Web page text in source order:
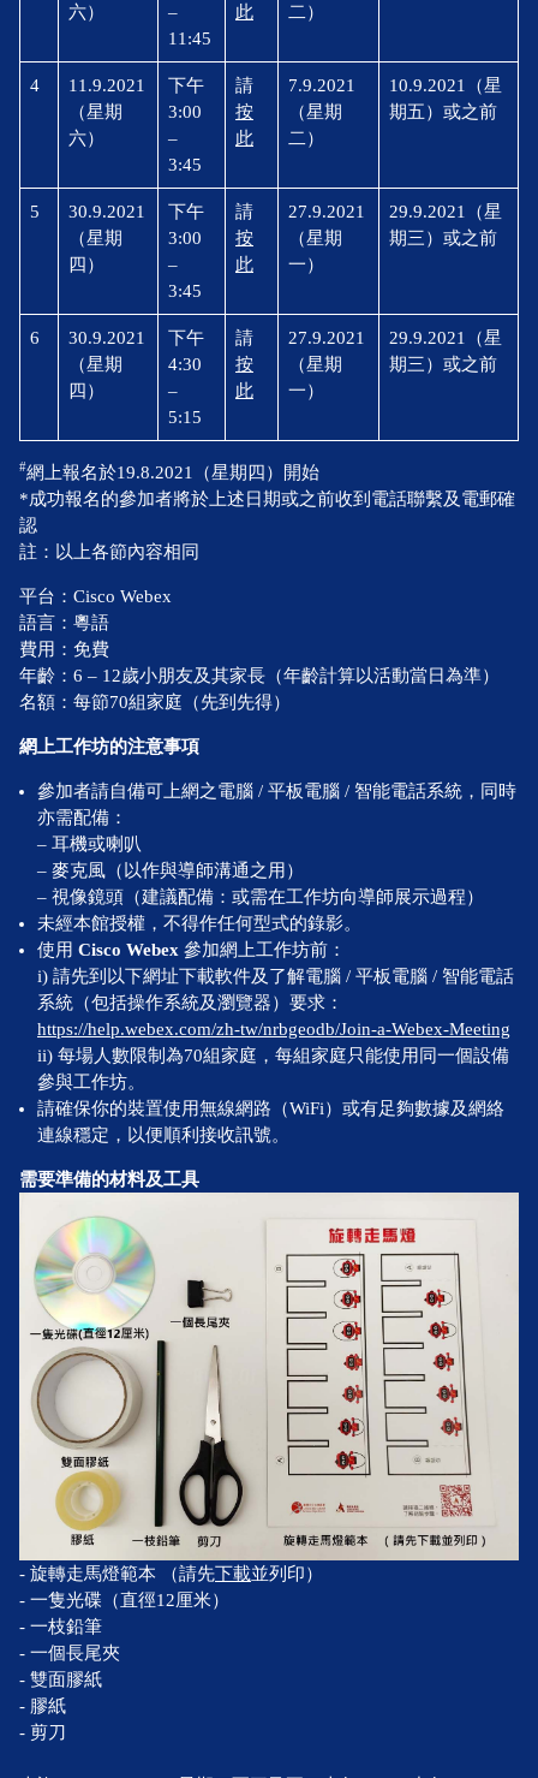
六）
–
11:45
此
二）
4
11.9.2021
（星期
六）
下午
3:00
–
3:45
請
按
此
7.9.2021
（星期
二）
10.9.2021（星
期五）或之前
5
30.9.2021
（星期
四）
下午
3:00
–
3:45
請
按
此
27.9.2021
（星期
一）
29.9.2021（星
期三）或之前
6
30.9.2021
（星期
四）
下午
4:30
–
5:15
請
按
此
27.9.2021
（星期
一）
29.9.2021（星
期三）或之前
#網上報名於19.8.2021（星期四）開始
*成功報名的參加者將於上述日期或之前收到電話聯繫及電郵確
認
註：以上各節內容相同
平台：Cisco Webex
語言：粵語
費用：免費
年齡：6 – 12歲小朋友及其家長（年齡計算以活動當日為準）
名額：每節70組家庭（先到先得）
網上工作坊的注意事項
參加者請自備可上網之電腦 / 平板電腦 / 智能電話系統，同時
亦需配備：
– 耳機或喇叭
– 麥克風（以作與導師溝通之用）
– 視像鏡頭（建議配備：或需在工作坊向導師展示過程）
未經本館授權，不得作任何型式的錄影。
使用 Cisco Webex 參加網上工作坊前：
i) 請先到以下網址下載軟件及了解電腦 / 平板電腦 / 智能電話
系統（包括操作系統及瀏覽器）要求：
https://help.webex.com/zh-tw/nrbgeodb/Join-a-Webex-Meeting
ii) 每場人數限制為70組家庭，每組家庭只能使用同一個設備
參與工作坊。
請確保你的裝置使用無線網路（WiFi）或有足夠數據及網絡
連線穩定，以便順利接收訊號。
需要準備的材料及工具
- 旋轉走馬燈範本 （請先下載並列印）
- 一隻光碟（直徑12厘米）
- 一枝鉛筆
- 一個長尾夾
- 雙面膠紙
- 膠紙
- 剪刀